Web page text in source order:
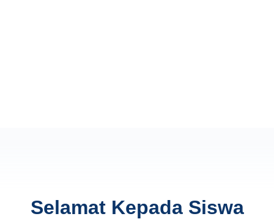
Selamat Kepada Siswa